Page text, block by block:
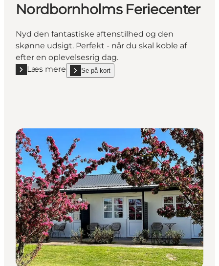
Nordbornholms Feriecenter
Nyd den fantastiske aftenstilhed og den
skønne udsigt. Perfekt - når du skal koble af
efter en oplevelsesrig dag.
Læs mere
Læs mere "Nordbornholms Feriecenter"
Se på kort
show Nordbornholms Feriecenter on_map